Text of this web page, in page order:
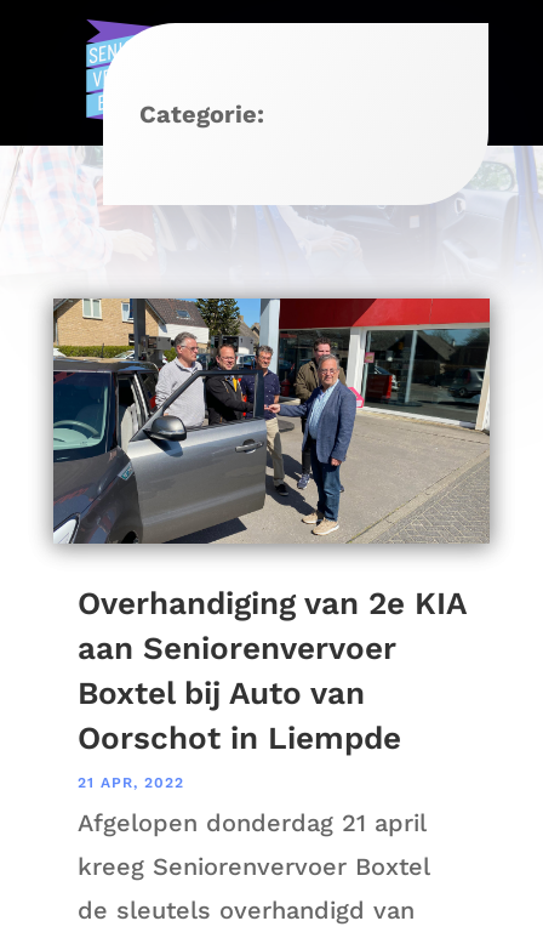
Categorie:
Overhandiging van 2e KIA
aan Seniorenvervoer
Boxtel bij Auto van
Oorschot in Liempde
21 APR, 2022
Afgelopen donderdag 21 april
kreeg Seniorenvervoer Boxtel
de sleutels overhandigd van